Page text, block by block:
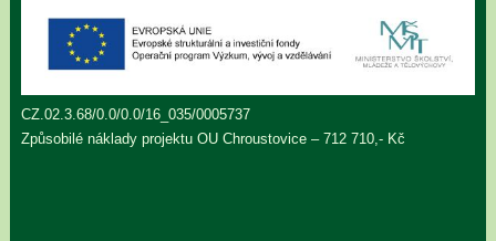
CZ.02.3.68/0.0/0.0/16_035/0005737
Způsobilé náklady projektu OU Chroustovice – 712 710,- Kč